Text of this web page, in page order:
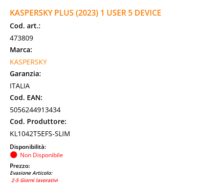
KASPERSKY PLUS (2023) 1 USER 5 DEVICE
Cod. art.:
473809
Marca:
KASPERSKY
Garanzia:
ITALIA
Cod. EAN:
5056244913434
Cod. Produttore:
KL1042T5EFS-SLIM
Disponibilità:
Non Disponibile
Prezzo:
Evasione Articolo:
2-5 Giorni lavorativi